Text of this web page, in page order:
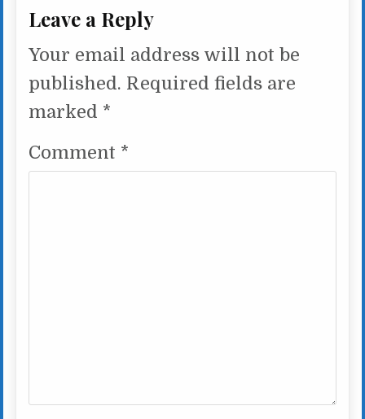
Leave a Reply
Your email address will not be
published. Required fields are
marked *
Comment *